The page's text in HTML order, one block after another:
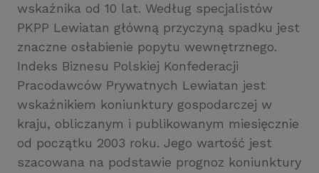
wskaźnika od 10 lat. Według specjalistów
PKPP Lewiatan główną przyczyną spadku jest
znaczne osłabienie popytu wewnętrznego.
Indeks Biznesu Polskiej Konfederacji
Pracodawców Prywatnych Lewiatan jest
wskaźnikiem koniunktury gospodarczej w
kraju, obliczanym i publikowanym miesięcznie
od początku 2003 roku. Jego wartość jest
szacowana na podstawie prognoz koniunktury